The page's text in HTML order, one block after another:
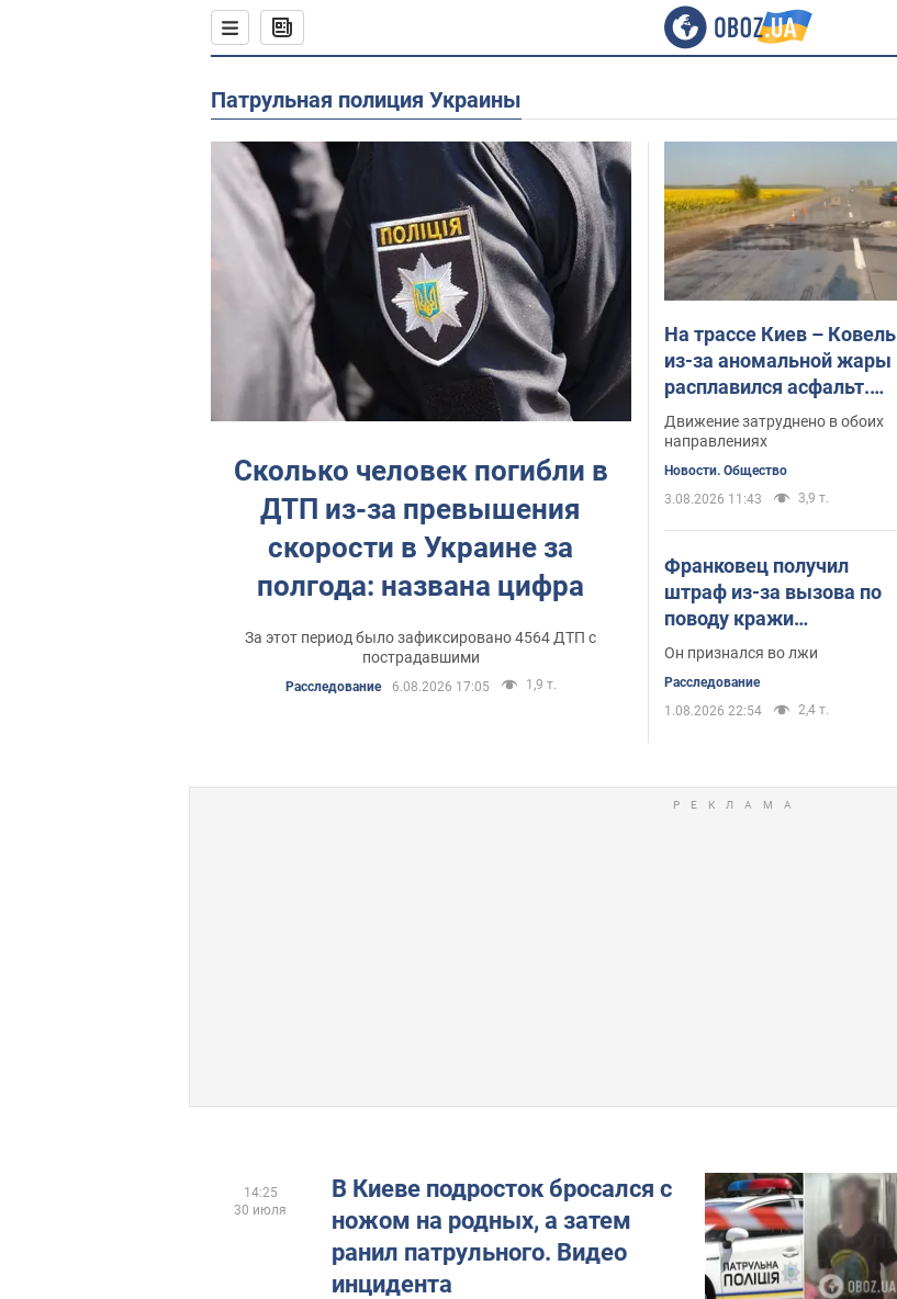
Патрульная полиция Украины
Сколько человек погибли в
ДТП из-за превышения
скорости в Украине за
полгода: названа цифра
За этот период было зафиксировано 4564 ДТП с
пострадавшими
Расследование 6.08.2026 17:05 1,9 т.
На трассе Киев – Ковель
из-за аномальной жары
расплавился асфальт.
Видео
Движение затруднено в обоих
направлениях
Новости. Общество
3.08.2026 11:43
3,9 т.
Франковец получил
штраф из-за вызова по
поводу кражи
кондиционера: как такое
Он признался во лжи
Расследование
1.08.2026 22:54
2,4 т.
В Киеве подросток бросался с
ножом на родных, а затем
ранил патрульного. Видео
инцидента
14:25
30 июля